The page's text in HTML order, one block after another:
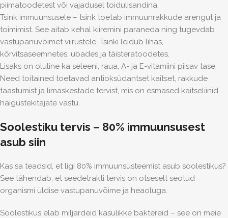
piimatoodetest või vajadusel toidulisandina.
Tsink immuunsusele – tsink toetab immuunrakkude arengut ja
toimimist. See aitab kehal kiiremini paraneda ning tugevdab
vastupanuvõimet viirustele. Tsinki leidub lihas,
kõrvitsaseemnetes, ubades ja täisteratoodetes.
Lisaks on oluline ka seleeni, raua, A- ja E-vitamiini piisav tase.
Need toitained toetavad antioksüdantset kaitset, rakkude
taastumist ja limaskestade tervist, mis on esmased kaitseliinid
haigustekitajate vastu.
Soolestiku tervis – 80% immuunsusest
asub siin
Kas sa teadsid, et ligi 80% immuunsüsteemist asub soolestikus?
See tähendab, et seedetrakti tervis on otseselt seotud
organismi üldise vastupanuvõime ja heaoluga.
Soolestikus elab miljardeid kasulikke baktereid – see on meie